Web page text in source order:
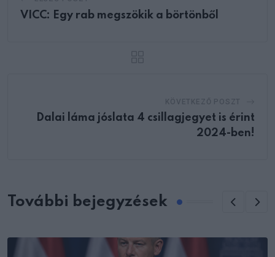
VICC: Egy rab megszökik a börtönből
Dalai láma jóslata 4 csillagjegyet is érint
2024-ben!
További bejegyzések